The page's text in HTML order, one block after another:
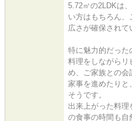
5.72㎡の2LDKは
い方はもちろん、
広さが確保されて
特に魅力的だった
料理をしながらリ
め、ご家族との会
家事を進めたりと
そうです。
出来上がった料理
の食事の時間も自